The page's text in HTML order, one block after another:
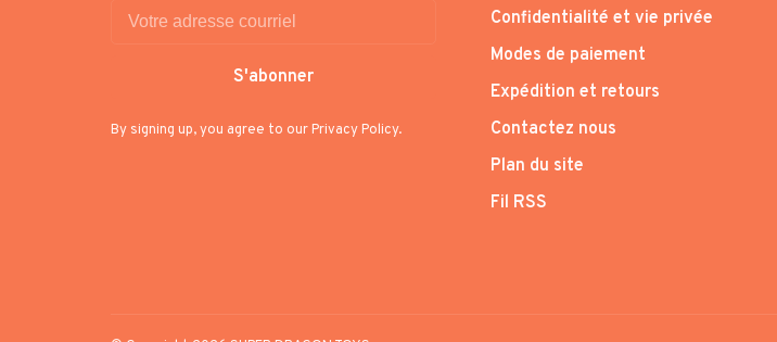
S'abonner
By signing up, you agree to our Privacy Policy.
Confidentialité et vie privée
Modes de paiement
Expédition et retours
Contactez nous
Plan du site
Fil RSS